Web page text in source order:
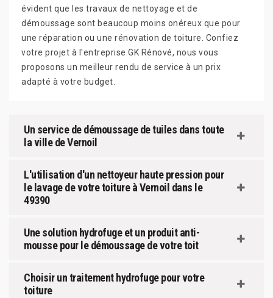
évident que les travaux de nettoyage et de
démoussage sont beaucoup moins onéreux que pour
une réparation ou une rénovation de toiture. Confiez
votre projet à l'entreprise GK Rénové, nous vous
proposons un meilleur rendu de service à un prix
adapté à votre budget.
Un service de démoussage de tuiles dans toute
la ville de Vernoil
L'utilisation d'un nettoyeur haute pression pour
le lavage de votre toiture à Vernoil dans le
49390
Une solution hydrofuge et un produit anti-
mousse pour le démoussage de votre toit
Choisir un traitement hydrofuge pour votre
toiture